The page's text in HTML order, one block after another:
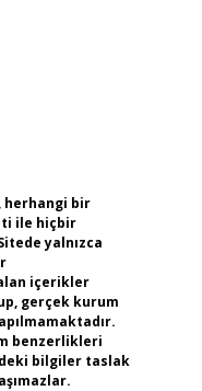
herhangi bir
ile hiçbir
yalnızca
içerikler
gerçek kurum
benzerlikleri
bilgiler taslak